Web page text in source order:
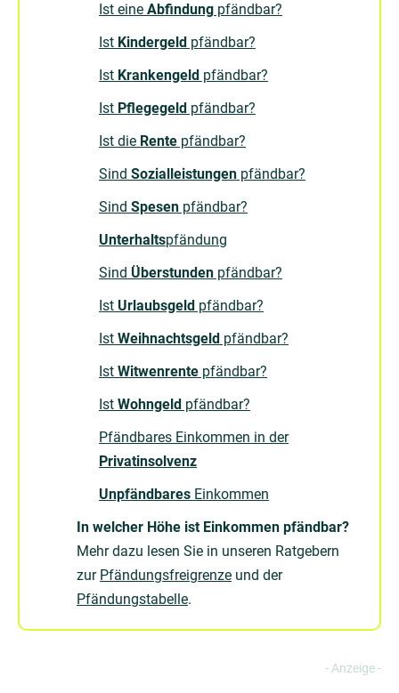
Ist eine Abfindung pfändbar?
Ist Kindergeld pfändbar?
Ist Krankengeld pfändbar?
Ist Pflegegeld pfändbar?
Ist die Rente pfändbar?
Sind Sozialleistungen pfändbar?
Sind Spesen pfändbar?
Unterhaltspfändung
Sind Überstunden pfändbar?
Ist Urlaubsgeld pfändbar?
Ist Weihnachtsgeld pfändbar?
Ist Witwenrente pfändbar?
Ist Wohngeld pfändbar?
Pfändbares Einkommen in der
Privatinsolvenz
Unpfändbares Einkommen
In welcher Höhe ist Einkommen pfändbar?
Mehr dazu lesen Sie in unseren Ratgebern
zur Pfändungsfreigrenze und der
Pfändungstabelle.